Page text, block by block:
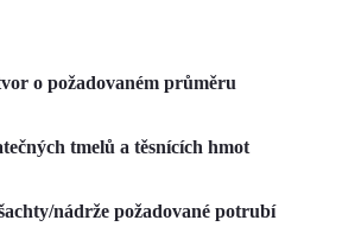
o požadovaném průměru
tmelů a těsnících hmot
nádrže požadované potrubí